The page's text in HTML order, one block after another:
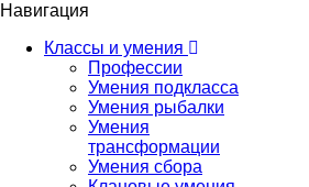
Навигация
Классы и умения
Профессии
Умения подкласса
Умения рыбалки
Умения
трансформации
Умения сбора